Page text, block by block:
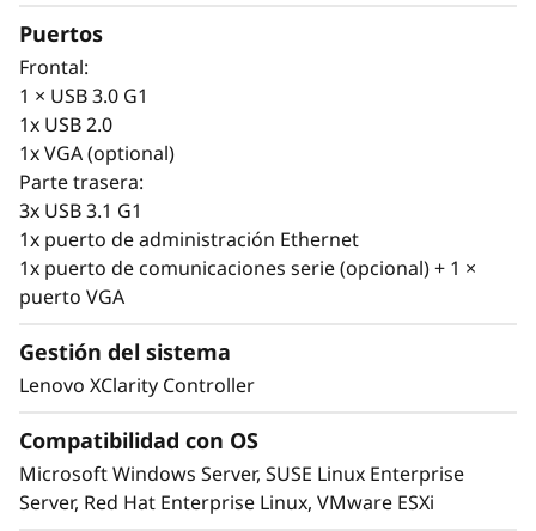
infraestructura de TI cambiante. Es necesario
disponer de servidores ágiles que puedan
modificarse fácilmente a medida que cambian
SR665 V3 está diseñado para tener
compatibilidad con su infraestructura actual y
escalarse fácilmente para las cargas de trabajo
de nueva generación. Seleccione sus unidades
entre SAS/SATA, NVMe y AnyBay™, en función
de intercambio dinámico y software de
administración de almacenamiento XClarity, y
diseño versátil no se detiene en el
almacenamiento, SR665 V3 ofrece
compatibilidad para DDR5 con ECC y varias
Puertos
Frontal:
1 × USB 3.0 G1
1x USB 2.0
1x VGA (optional)
Parte trasera:
3x USB 3.1 G1
1x puerto de administración Ethernet
1x puerto de comunicaciones serie (opcional) + 1 ×
puerto VGA
Gestión del sistema
Lenovo XClarity Controller
Compatibilidad con OS
Microsoft Windows Server, SUSE Linux Enterprise
Server, Red Hat Enterprise Linux, VMware ESXi